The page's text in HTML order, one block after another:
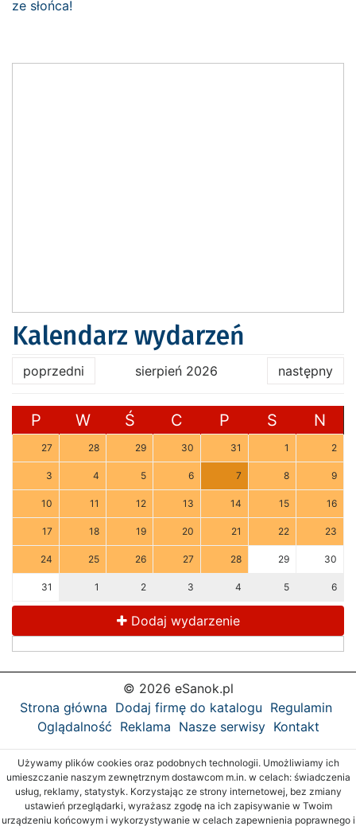
Kalendarz wydarzeń
poprzedni sierpień 2026 następny
P W Ś C P S N
27 28 29 30 31 1 2
3 4 5 6 7 8 9
10 11 12 13 14 15 16
17 18 19 20 21 22 23
24 25 26 27 28 29 30
31 1 2 3 4 5 6
Dodaj wydarzenie
© 2026 eSanok.pl
Strona główna Dodaj firmę do katalogu Regulamin
Oglądalność Reklama Nasze serwisy Kontakt
Używamy plików cookies oraz podobnych technologii. Umożliwiamy ich
umieszczanie naszym zewnętrznym dostawcom m.in. w celach: świadczenia
usług, reklamy, statystyk. Korzystając ze strony internetowej, bez zmiany
ustawień przeglądarki, wyrażasz zgodę na ich zapisywanie w Twoim
urządzeniu końcowym i wykorzystywanie w celach zapewnienia poprawnego i